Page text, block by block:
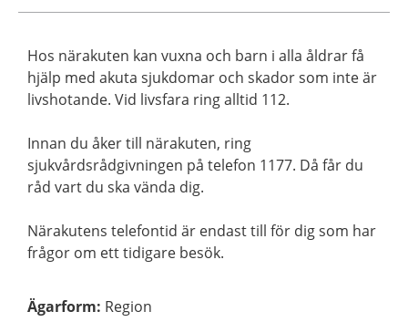
Hos närakuten kan vuxna och barn i alla åldrar få
hjälp med akuta sjukdomar och skador som inte är
livshotande. Vid livsfara ring alltid 112.
Innan du åker till närakuten, ring
sjukvårdsrådgivningen på telefon 1177. Då får du
råd vart du ska vända dig.
Närakutens telefontid är endast till för dig som har
frågor om ett tidigare besök.
Ägarform: Region